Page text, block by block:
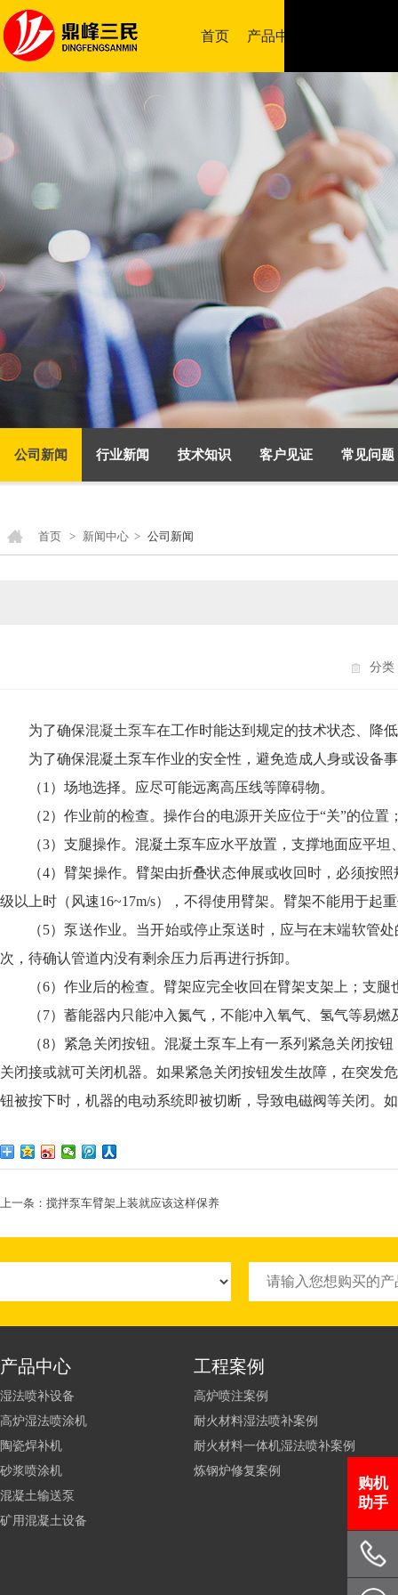
首页 产品中心
公司新闻 行业新闻 技术知识 客户见证 常见问题
首页 > 新闻中心 > 公司新闻
分类
为了确保混凝土泵车在工作时能达到规定的技术状态、降
为了确保混凝土泵车作业的安全性，避免造成人身或设备
（1）场地选择。应尽可能远离高压线等障碍物。
（2）作业前的检查。操作台的电源开关应位于“关”的位
（3）支腿操作。混凝土泵车应水平放置，支撑地面应平
（4）臂架操作。臂架由折叠状态伸展或收回时，必须按
级以上时（风速16~17m/s），不得使用臂架。臂架不能用于起
（5）泵送作业。当开始或停止泵送时，应与在末端软管
次，待确认管道内没有剩余压力后再进行拆卸。
（6）作业后的检查。臂架应完全收回在臂架支架上；支
（7）蓄能器内只能冲入氮气，不能冲入氧气、氢气等易
（8）紧急关闭按钮。混凝土泵车上有一系列紧急关闭按
关闭接或就可关闭机器。如果紧急关闭按钮发生故障，在突发
钮被按下时，机器的电动系统即被切断，导致电磁阀等关闭。
上一条： 搅拌泵车臂架上装就应该这样保养
产品中心
湿法喷补设备
高炉湿法喷涂机
陶瓷焊补机
砂浆喷涂机
混凝土输送泵
矿用混凝土设备
工程案例
高炉喷注案例
耐火材料湿法喷补案例
耐火材料一体机湿法喷补案例
炼钢炉修复案例
购机
助手